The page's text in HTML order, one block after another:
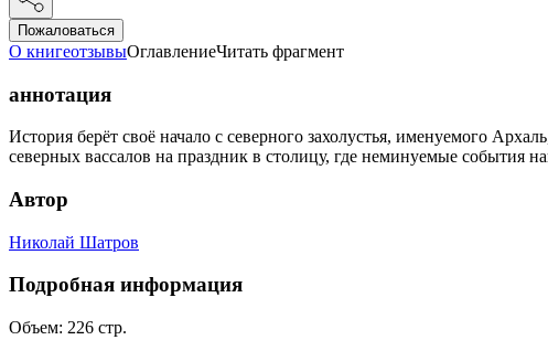
Пожаловаться
О книгеотзывыОглавлениеЧитать фрагмент
аннотация
История берёт своё начало с северного захолустья, именуемого
северных вассалов на праздник в столицу, где неминуемые события
Автор
Николай Шатров
Подробная информация
Объем: 226 стр.